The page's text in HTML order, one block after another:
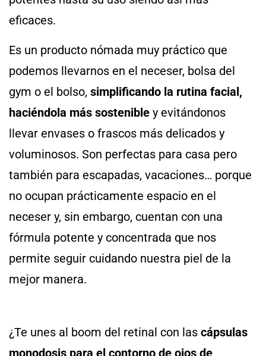
eficaces.
Es un producto nómada muy práctico que
podemos llevarnos en el neceser, bolsa del
gym o el bolso, simplificando la rutina facial,
haciéndola más sostenible y evitándonos
llevar envases o frascos más delicados y
voluminosos. Son perfectas para casa pero
también para escapadas, vacaciones… porque
no ocupan prácticamente espacio en el
neceser y, sin embargo, cuentan con una
fórmula potente y concentrada que nos
permite seguir cuidando nuestra piel de la
mejor manera.
¿Te unes al boom del retinal con las cápsulas
monodosis para el contorno de ojos de